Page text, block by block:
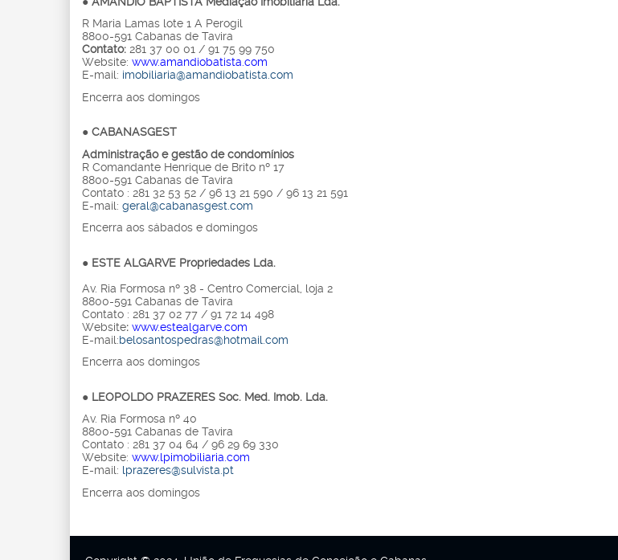
R Maria Lamas lote 1 A Perogil
8800-591 Cabanas de Tavira
Contato: 281 37 00 01 / 91 75 99 750
Website: www.amandiobatista.com
E-mail: imobiliaria@amandiobatista.com
Encerra aos domingos
● CABANASGEST
Administração e gestão de condomínios
R Comandante Henrique de Brito nº 17
8800-591 Cabanas de Tavira
Contato : 281 32 53 52 / 96 13 21 590 / 96 13 21 591
E-mail: geral@cabanasgest.com
Encerra aos sábados e domingos
● ESTE ALGARVE Propriedades Lda.
Av. Ria Formosa nº 38 - Centro Comercial, loja 2
8800-591 Cabanas de Tavira
Contato : 281 37 02 77 / 91 72 14 498
Website: www.estealgarve.com
E-mail:belosantospedras@hotmail.com
Encerra aos domingos
● LEOPOLDO PRAZERES Soc. Med. Imob. Lda.
Av. Ria Formosa nº 40
8800-591 Cabanas de Tavira
Contato : 281 37 04 64 / 96 29 69 330
Website: www.lpimobiliaria.com
E-mail: lprazeres@sulvista.pt
Encerra aos domingos